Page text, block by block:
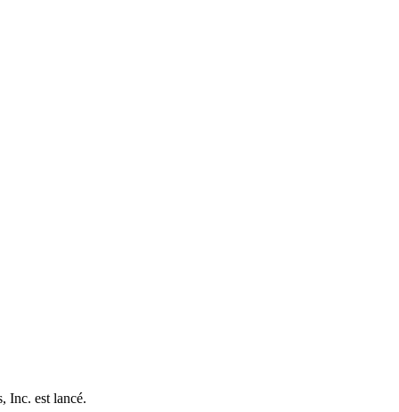
Inc. est lancé.